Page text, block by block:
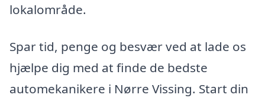
lokalområde.
Spar tid, penge og besvær ved at lade os
hjælpe dig med at finde de bedste
automekanikere i Nørre Vissing. Start din